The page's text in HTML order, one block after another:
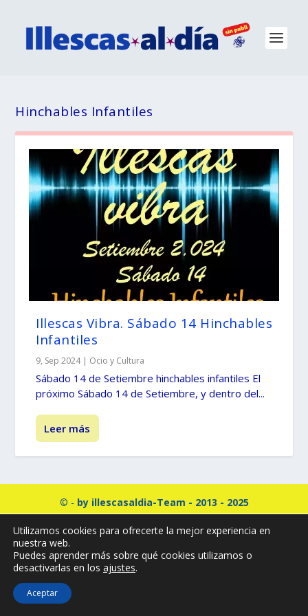
Hinchables Infantiles
Illescas Vibra. Sábado 14 Hinchables
Infantiles
9, Sep 2024| Ocio y Cultura
Sábado 14 de Setiembre hinchables infantiles El
próximo Sábado 14 de Setiembre, y dentro del...
Leer más
© - by illescasaldia-Team - 2013 - 2025
Más información sobre las cookies
Utilizamos cookies para ofrecerte la mejor experiencia en
nuestra web.
Puedes aprender más sobre qué cookies utilizamos o
desactivarlas en los ajustes.
Aceptar